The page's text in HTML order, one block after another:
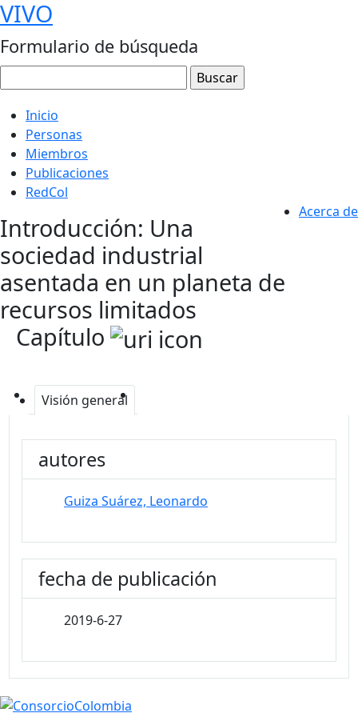
VIVO
Formulario de búsqueda
Inicio
Personas
Miembros
Publicaciones
RedCol
Acerca de
Introducción: Una
sociedad industrial
asentada en un planeta de
recursos limitados
Capítulo
Visión general
autores
Guiza Suárez, Leonardo
fecha de publicación
2019-6-27